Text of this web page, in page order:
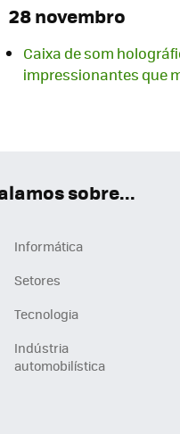
28 novembro
Caixa de som
impressionantes que
sobre...
Informática
Setores
Tecnologia
Indústria
automobilística